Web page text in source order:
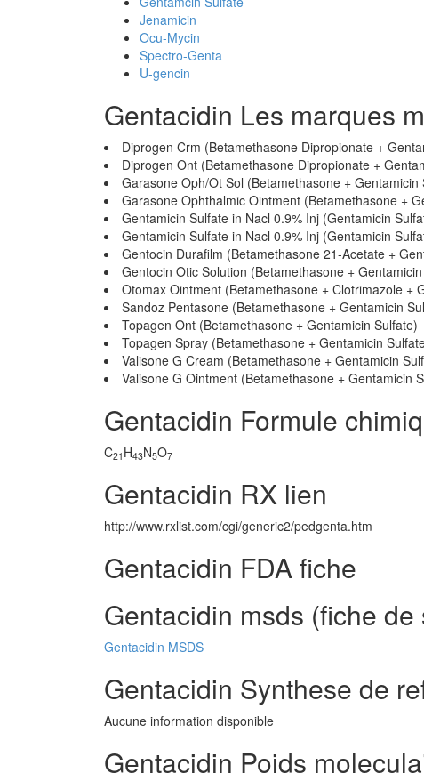
Jenamicin
Ocu-Mycin
Spectro-Genta
U-gencin
Gentacidin Les marques
Diprogen Crm (Betamethasone Dipropionate +
Diprogen Ont (Betamethasone Dipropionate +
Garasone Oph/Ot Sol (Betamethasone + Gentamicin
Garasone Ophthalmic Ointment (Betamethasone +
Gentamicin Sulfate in Nacl 0.9% Inj (Gentamicin
Gentamicin Sulfate in Nacl 0.9% Inj (Gentamicin
Gentocin Durafilm (Betamethasone 21-Acetate +
Gentocin Otic Solution (Betamethasone +
Otomax Ointment (Betamethasone + Clotrimazole +
Sandoz Pentasone (Betamethasone + Gentamicin
Topagen Ont (Betamethasone + Gentamicin Sulfate)
Topagen Spray (Betamethasone + Gentamicin
Valisone G Cream (Betamethasone + Gentamicin
Valisone G Ointment (Betamethasone + Gentamicin
Gentacidin Formule
C21 H43N5O7
Gentacidin RX lien
http://www.rxlist.com/cgi/generic2/pedgenta.htm
Gentacidin FDA fiche
Gentacidin msds (fiche
Gentacidin MSDS
Gentacidin Synthese de
Aucune information disponible
Gentacidin Poids